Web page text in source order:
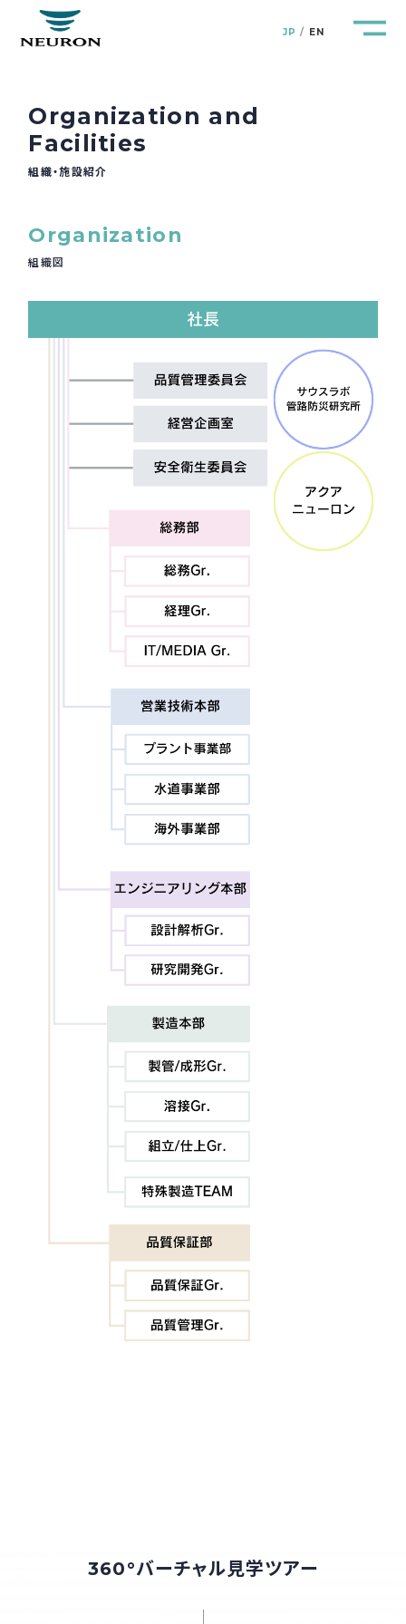
JP EN
管路防災研究所
企業情報 Company
研究開発 R&D
News&Topics
Recruit
お問い合わせ
webカタログ
Organization and
Facilities
組織・施設紹介
Organization
組織図
360°バーチャル見学ツアー